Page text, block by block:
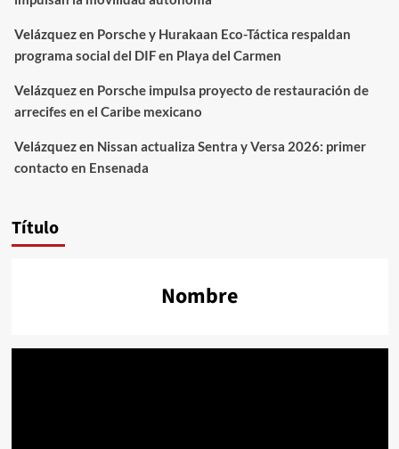
Velázquezen Porsche y Hurakaan Eco-Táctica respaldan
programa social del DIF en Playa del Carmen
Velázquezen Porsche impulsa proyecto de restauración de
arrecifes en el Caribe mexicano
Velázquezen Nissan actualiza Sentra y Versa 2026: primer
contacto en Ensenada
Título
Nombre